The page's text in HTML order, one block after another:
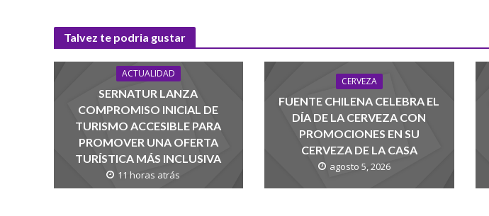
Talvez te podria gustar
ACTUALIDAD
SERNATUR LANZA
COMPROMISO INICIAL DE
TURISMO ACCESIBLE PARA
PROMOVER UNA OFERTA
TURÍSTICA MÁS INCLUSIVA
11 horas atrás
CERVEZA
FUENTE CHILENA CELEBRA EL
DÍA DE LA CERVEZA CON
PROMOCIONES EN SU
CERVEZA DE LA CASA
agosto 5, 2026